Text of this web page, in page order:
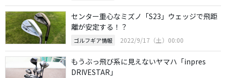
センター重心なミズノ「S23」ウェッジで飛距
離が安定する！？
ゴルフギア情報 2022/9/17（土）00:00
もうぶっ飛び系に見えないヤマハ「inpres
DRIVESTAR」